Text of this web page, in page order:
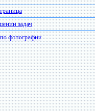
задач
фотографии